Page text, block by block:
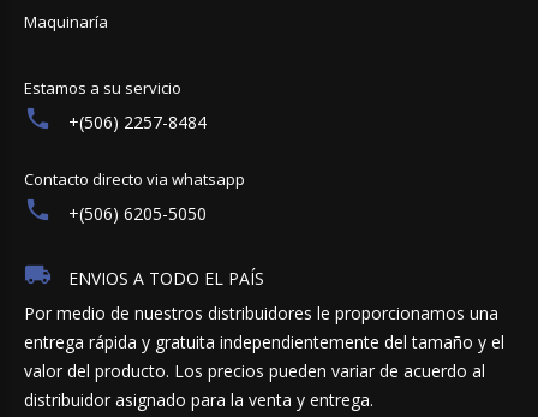
Maquinaría
Estamos a su servicio
+(506) 2257-8484
Contacto directo via whatsapp
+(506) 6205-5050
ENVIOS A TODO EL PAÍS
Por medio de nuestros distribuidores le proporcionamos una
entrega rápida y gratuita independientemente del tamaño y el
valor del producto. Los precios pueden variar de acuerdo al
distribuidor asignado para la venta y entrega.